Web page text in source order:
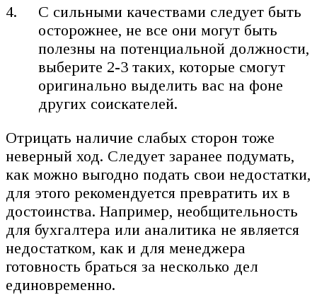
С сильными качествами следует быть
осторожнее, не все они могут быть
полезны на потенциальной должности,
выберите 2-3 таких, которые смогут
оригинально выделить вас на фоне
других соискателей.
Отрицать наличие слабых сторон тоже
неверный ход. Следует заранее подумать,
как можно выгодно подать свои недостатки,
для этого рекомендуется превратить их в
достоинства. Например, необщительность
для бухгалтера или аналитика не является
недостатком, как и для менеджера
готовность браться за несколько дел
единовременно.